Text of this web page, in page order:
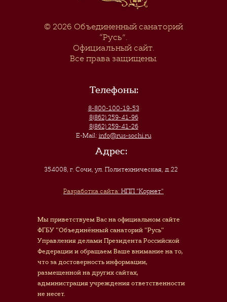
© 2026 Объединенный санаторий
“Русь”.
Официальный сайт.
Все права защищены.
Телефоны:
8-800-100-19-53
8(862) 259-41-96
8(862) 259-41-26
E-Mail: info@rus-sochi.ru
Адрес:
354008, г. Сочи,ул. Политехническая, д.22
Разработка сайта: НПП "Корнет"
Мы приветствуем Вас на официальном сайте
ФГБУ "Объединённый санаторий "Русь"
Управления делами Президента Российской
Федерации и обращаем Ваше внимание на то,
что за достоверность информации,
размещенной на других сайтах,
администрация учреждения ответственности
не несет.